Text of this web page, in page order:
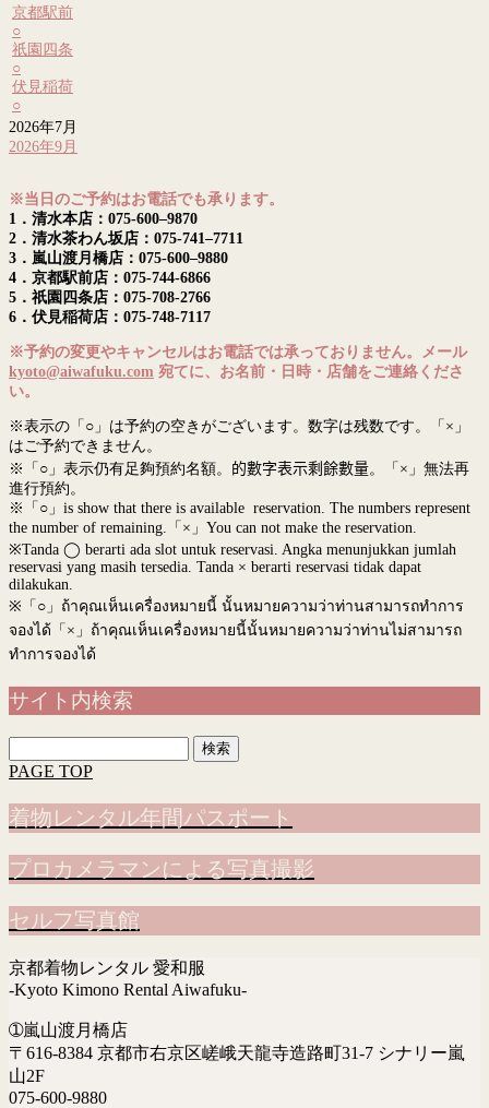
京都駅前
○
祇園四条
○
伏見稲荷
○
2026年7月
2026年9月
※当日のご予約はお電話でも承ります。
1．清水本店：075-600–9870
2．清水茶わん坂店：075-741–7711
3．嵐山渡月橋店：075-600–9880
4．京都駅前店：075-744-6866
5．祇園四条店：075-708-2766
6．伏見稲荷店：075-748-7117
※予約の変更やキャンセルはお電話では承っておりません。メール
kyoto@aiwafuku.com 宛てに、お名前・日時・店舗をご連絡くださ
い。
※表示の「○」は予約の空きがございます。数字は残数です。「×」
はご予約できません。
※「○」表示仍有足夠預約名額。 的數字表示剩餘數量。「×」無法再
進行預約。
※「○」is show that there is available reservation. The numbers represent
the number of remaining.「×」You can not make the reservation.
※Tanda ◯ berarti ada slot untuk reservasi. Angka menunjukkan jumlah
reservasi yang masih tersedia. Tanda × berarti reservasi tidak dapat
dilakukan.
※ 「○」ถ้าคุณเห็นเครื่องหมายนี้ นั้นหมายความว่าท่านสามารถทำการ
จองได้「×」ถ้าคุณเห็นเครื่องหมายนี้นั้นหมายความว่าท่านไม่สามารถ
ทำการจองได้
サイト内検索
索:
PAGE TOP
着物レンタル年間パスポート
プロカメラマンによる写真撮影
セルフ写真館
京都着物レンタル 愛和服
-Kyoto Kimono Rental Aiwafuku-
➀嵐山渡月橋店
〒616-8384 京都市右京区嵯峨天龍寺造路町31-7 シナリー嵐
山2F
075-600-9880